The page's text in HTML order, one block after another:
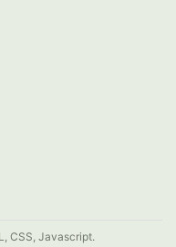
CSS, Javascript.